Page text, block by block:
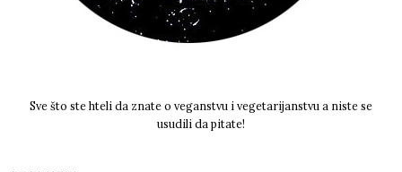
Sve što ste hteli da znate o veganstvu i vegetarijanstvu a niste se
usudili da pitate!